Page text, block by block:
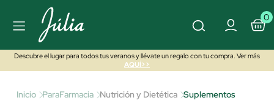
0
Descubre el lugar para todos tus veranos y llévate un regalo con tu compra. Ver más
AQUÍ>>
Inicio ParaFarmacia Nutrición y Dietética Suplementos